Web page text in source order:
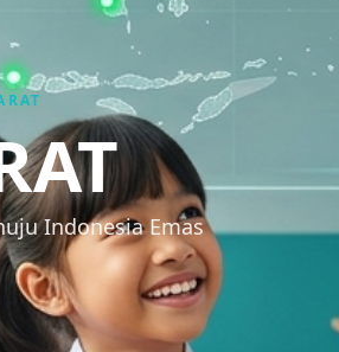
Indonesia Emas